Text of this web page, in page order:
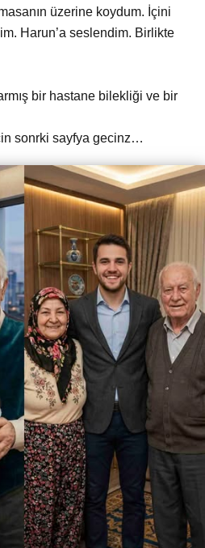
üzerine koydum. İçini
Harun’a seslendim. Birlikte
bir hastane bilekliği ve bir
sonrki sayfya gecinz…